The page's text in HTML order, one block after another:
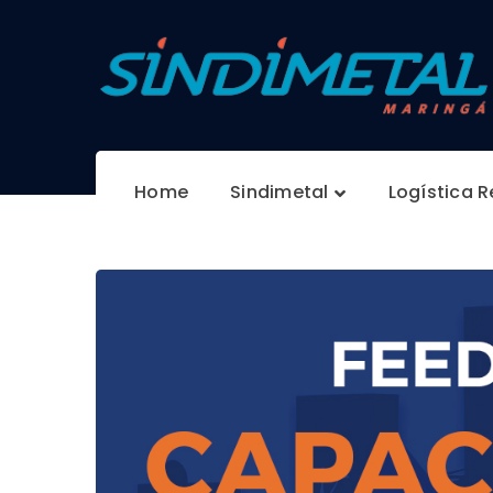
Home Sindimetal Logística